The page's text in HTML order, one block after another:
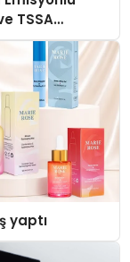
TSSA
yaptı